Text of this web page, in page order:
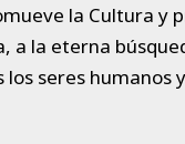
la Cultura y
la eterna
seres humanos